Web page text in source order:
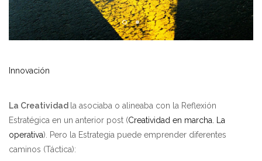
Innovación
La Creatividad la asociaba o alineaba con la Reflexión
Estratégica en un anterior post (Creatividad en marcha. La
operativa). Pero la Estrategia puede emprender diferentes
caminos (Táctica):